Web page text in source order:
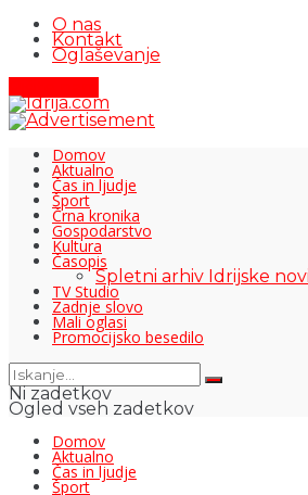
O nas
Kontakt
Oglaševanje
Domov
Aktualno
Čas in ljudje
Šport
Črna kronika
Gospodarstvo
Kultura
Časopis
Spletni arhiv Idrijske
TV Studio
Zadnje slovo
Mali oglasi
Promocijsko besedilo
Ni zadetkov
Ogled vseh zadetkov
Domov
Aktualno
Čas in ljudje
Šport